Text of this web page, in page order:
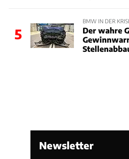
5
BMW IN DER
Der wahre
Newsletter